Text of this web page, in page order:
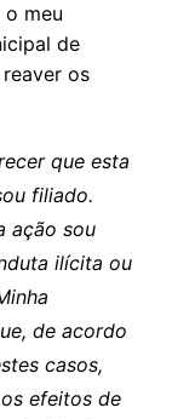
meu
de
os
que esta
filiado.
ação sou
ilícita ou
de acordo
casos,
efeitos de